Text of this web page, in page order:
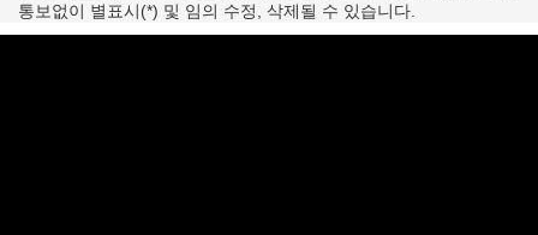
통보없이 별표시(*) 및 임의 수정, 삭제될 수 있습니다.